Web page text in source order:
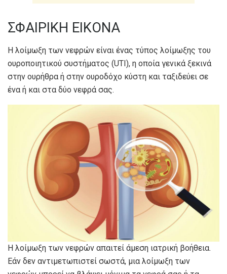
ΣΦΑΙΡΙΚΗ ΕΙΚΟΝΑ
Η λοίμωξη των νεφρών είναι ένας τύπος λοίμωξης του
ουροποιητικού συστήματος (UTI), η οποία γενικά ξεκινά
στην ουρήθρα ή στην ουροδόχο κύστη και ταξιδεύει σε
ένα ή και στα δύο νεφρά σας.
Η λοίμωξη των νεφρών απαιτεί άμεση ιατρική βοήθεια.
Εάν δεν αντιμετωπιστεί σωστά, μια λοίμωξη των